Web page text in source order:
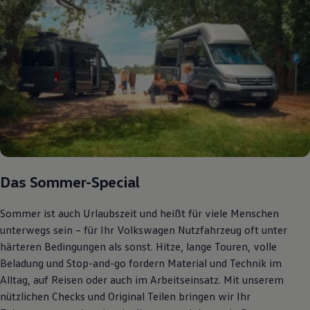
Bulli Magazin
Fahrzeugabholung ab Werk
Uptime
Das Sommer-Special
Sommer ist auch Urlaubszeit und heißt für viele Menschen
unterwegs sein – für Ihr Volkswagen Nutzfahrzeug oft unter
härteren Bedingungen als sonst. Hitze, lange Touren, volle
Beladung und Stop-and-go fordern Material und Technik im
Alltag, auf Reisen oder auch im Arbeitseinsatz. Mit unserem
nützlichen Checks und Original Teilen bringen wir Ihr